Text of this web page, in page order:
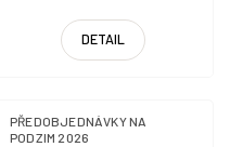
DETAIL
PŘEDOBJEDNÁVKY NA
PODZIM 2026